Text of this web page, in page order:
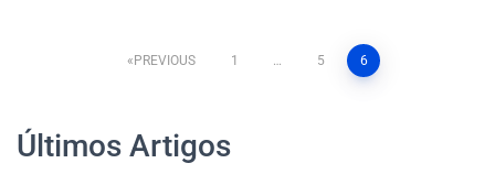
PREVIOUS 1 5 6
Últimos Artigos